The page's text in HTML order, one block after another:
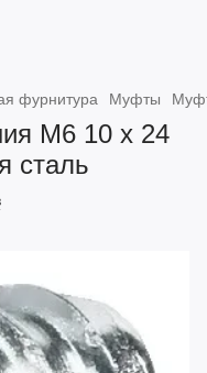
фурнитура Муфты
M6 10 x 24
сталь